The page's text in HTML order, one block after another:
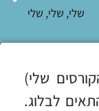
שלי, שלי, שלי
שלי)
לבלוג.